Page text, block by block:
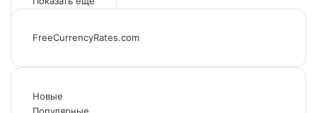
FreeCurrencyRates.com
Новые